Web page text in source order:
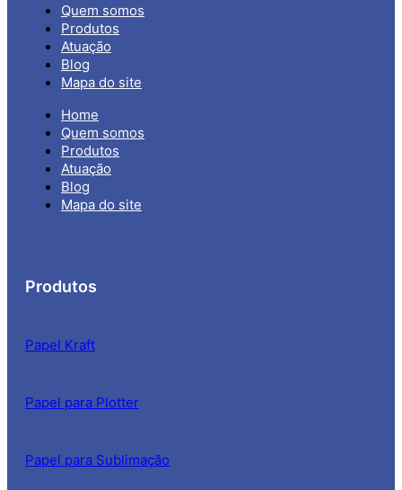
Quem somos
Produtos
Atuação
Blog
Mapa do site
Home
Quem somos
Produtos
Atuação
Blog
Mapa do site
Produtos
Papel Kraft
Papel para Plotter
Papel para Sublimação